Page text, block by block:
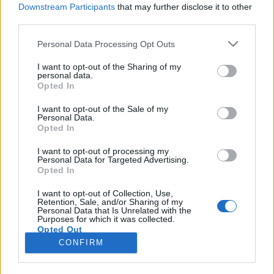
Downstream Participants that may further disclose it to other
Please note that this website/app uses one or more Google
not limited to your visit or usage behaviour. You may click to
grant or deny consent to Google and its third-party tags to
use your data for below specified purposes in below Google
consent section.
Personal Data Processing Opt Outs
I want to opt-out of the Sharing of my
personal data.
Opted In
I want to opt-out of the Sale of my
Personal Data.
Opted In
I want to opt-out of processing my
Personal Data for Targeted Advertising.
Opted In
I want to opt-out of Collection, Use,
Retention, Sale, and/or Sharing of my
Personal Data that Is Unrelated with the
Purposes for which it was collected.
Opted Out
Google consents
CONFIRM
Hogyan lehetséges élő tudáshoz
jutni?
A tanítás és a tanulás természete
Dr. Tóth Emese orvosszexológus
Mit jelent az élő tudás avagy a tudás élete? A tudás
avagy a rendezett információk, itt élnek körülöttünk,
velünk, bennünk. Ez az adott helyzetünk. A tudás
számunkra szükséges, hiszen meg kell tudnunk,
hogy mi ez, hol vagyunk benne, mi zajlik itt, miért és
hogyan éljünk ezzel, vagy hogyan…